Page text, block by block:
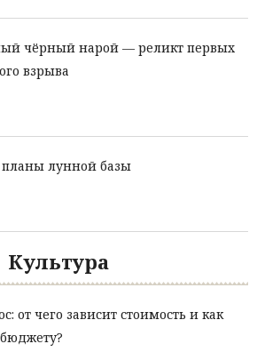
чёрный нарой — реликт первых
взрыва
планы лунной базы
Культура
от чего зависит стоимость и как